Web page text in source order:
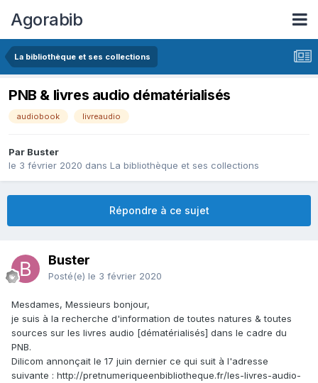
Agorabib
La bibliothèque et ses collections
PNB & livres audio dématérialisés
audiobook livreaudio
Par Buster
le 3 février 2020 dans La bibliothèque et ses collections
Répondre à ce sujet
Buster
Posté(e) le 3 février 2020
Mesdames, Messieurs bonjour,
je suis à la recherche d'information de toutes natures & toutes
sources sur les livres audio [dématérialisés] dans le cadre du
PNB.
Dilicom annonçait le 17 juin dernier ce qui suit à l'adresse
suivante : http://pretnumeriqueenbibliotheque.fr/les-livres-audio-